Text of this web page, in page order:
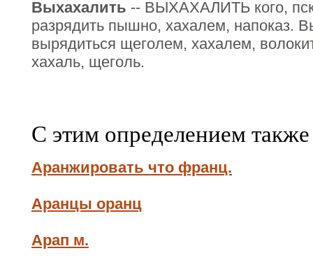
Выхахалить -- ВЫХАХАЛИТЬ кого,
разрядить пышно, хахалем, напоказ.
вырядиться щеголем, хахалем,
хахаль, щеголь.
С этим определением
Аранжировать что франц.
Аранцы оранц
Арап м.